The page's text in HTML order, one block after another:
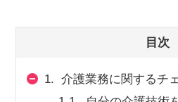
目次
1. 介護業務に関するチ